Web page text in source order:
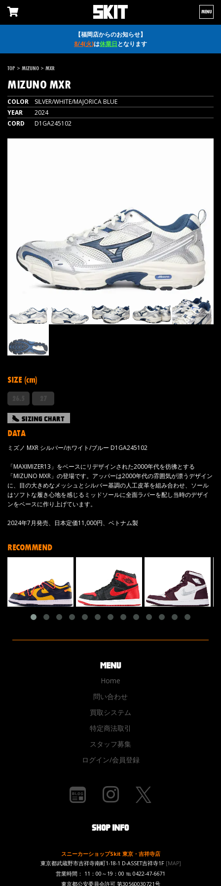
【福岡店からのお知らせ】
8/4(火)は休業日となります
MENU
TOP > MIZUNO > MXR
MIZUNO MXR
COLOR
SILVER/WHITE/MAJORICA BLUE
YEAR
2024
CORD
D1GA245102
SIZE (cm)
DATA
ミズノ MXR シルバー/ホワイト/ブルー D1GA245102
「MAXIMIZER13」をベースにリデザインされた2000年代を彷彿とする
「MIZUNO MXR」の登場です。アッパーは2000年代の雰囲気が漂うデザイン
に、目の大きめなメッシュとシルバー基調の人工皮革を組み合わせ、ソール
はソフトな履き心地を感じるミッドソールに全面ラバーを配し当時のデザイ
ンをベースに作り上げています。
2024年7月発売、日本定価11,000円、ベトナム製
RECOMMEND
Home
問い合わせ
買取システム
特定商法取引
スタッフ募集
ログイン/会員登録
スニーカーショップSkit 東京・吉祥寺店
東京都武蔵野市吉祥寺南町1-18-1 D-ASSET吉祥寺1F [MAP]
営業時間： 11：00～19：00 ℡ 0422-47-6671
東京都公安委員会許可 第30560030721号